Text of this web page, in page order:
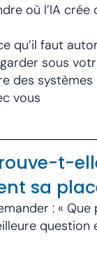
où l’IA crée
qu’il faut
sous
des systèmes
vous
t-
sa
: «
question